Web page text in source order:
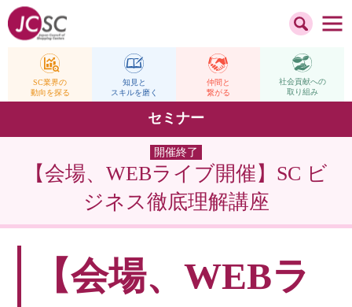
SC業界の
動向を探る
知見と
スキルを磨く
仲間と
繋がる
社会貢献への
取り組み
セミナー
開催終了
【会場、WEBライブ開催】SC ビ
ジネス徹底理解講座
【会場、WEBラ